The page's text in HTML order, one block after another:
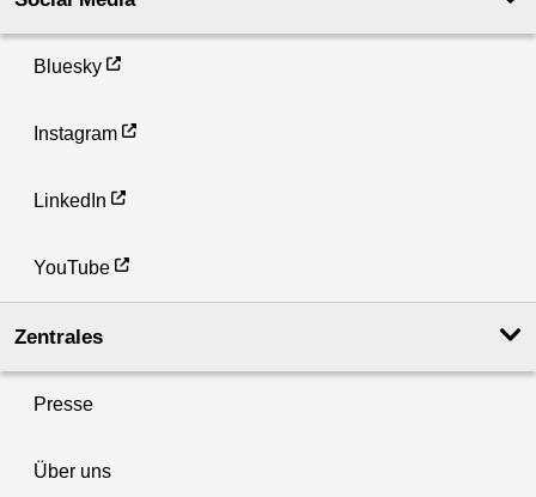
Bluesky
Instagram
LinkedIn
YouTube
Zentrales
Presse
Über uns